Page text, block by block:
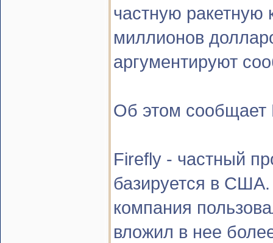
частную ракетную
миллионов
аргументируют
Об этом сообщает
Firefly - частный
базируется в США.
компания
вложил в нее